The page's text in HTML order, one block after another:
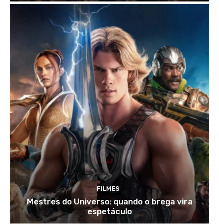
FILMES
Mestres do Universo: quando o brega vira
espetáculo